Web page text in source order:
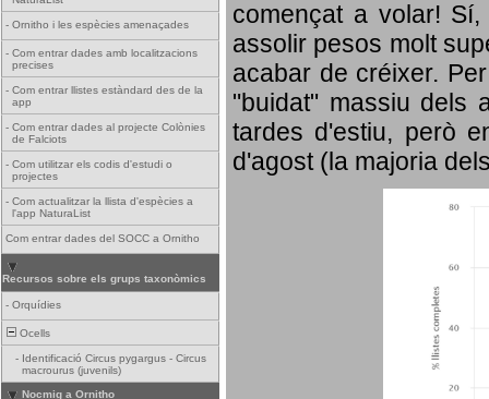
- Ornitho i les espècies amenaçades
- Com entrar dades amb localitzacions
precises
- Com entrar llistes estàndard des de la
app
- Com entrar dades al projecte Colònies
de Falciots
- Com utilitzar els codis d'estudi o
projectes
- Com actualitzar la llista d'espècies a
l'app NaturaList
Com entrar dades del SOCC a Ornitho
Recursos sobre els grups taxonòmics
- Orquídies
Ocells
- Identificació Circus pygargus - Circus
macrourus (juvenils)
Nocmig a Ornitho
començat a volar!
assolir pesos molt
acabar de créixer.
"buidat" massiu dels
tardes d'estiu, però
d'agost (la majoria